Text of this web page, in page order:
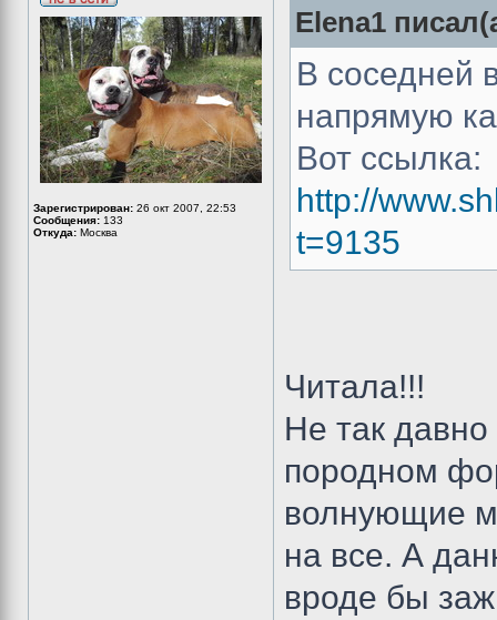
Зарегистрирован: 26 окт 2007, 22:53
Сообщения: 133
Откуда: Москва
Elena1
В соседней
напрямую
Вот ссылка:
http://
t=9135
Читала!!!
Не так давно
породном
волнующие
на все. А
вроде бы